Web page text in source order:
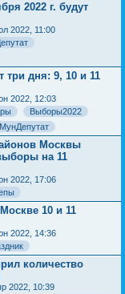
2022 г. будут
2022, 11:00
три дня: 9, 10 и 11
2022, 12:03
Выборы2022
МунДепутат
Москвы
на 11
2022, 17:06
10 и 11
2022, 14:36
количество
2022, 10:39